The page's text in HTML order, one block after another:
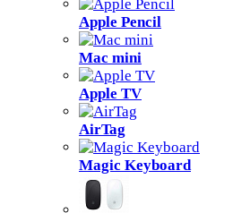
Apple Pencil
Mac mini
Apple TV
AirTag
Magic Keyboard